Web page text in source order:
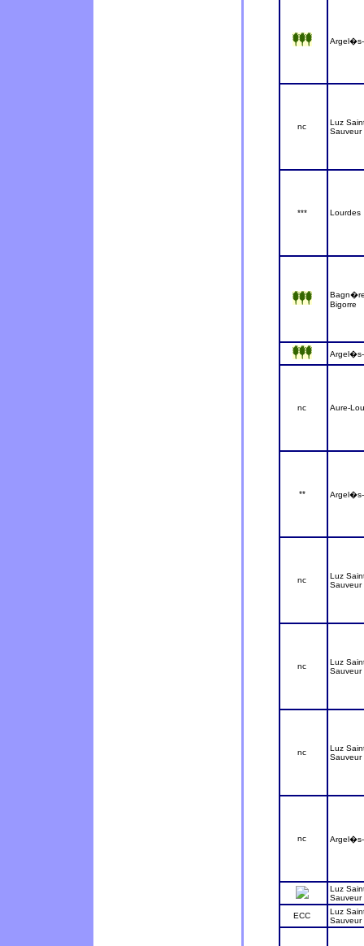
nc
Luz
Sauveur
*** Lourdes
Bigorre
nc Aure-
**
nc
Luz
Sauveur
nc
Luz
Sauveur
nc
Luz
Sauveur
nc
Luz
Sauveur
ECC
Luz
Sauveur